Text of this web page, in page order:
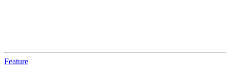
Feature